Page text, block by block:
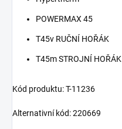
POWERMAX 45
T45v RUČNÍ HOŘÁK
T45m STROJNÍ HOŘÁK
Kód produktu: T-11236
Alternativní kód: 220669